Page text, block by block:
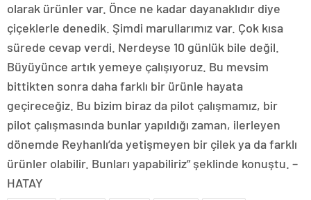
olarak ürünler var. Önce ne kadar dayanaklıdır diye
çiçeklerle denedik. Şimdi marullarımız var. Çok kısa
sürede cevap verdi. Nerdeyse 10 günlük bile değil.
Büyüyünce artık yemeye çalışıyoruz. Bu mevsim
bittikten sonra daha farklı bir ürünle hayata
geçireceğiz. Bu bizim biraz da pilot çalışmamız, bir
pilot çalışmasında bunlar yapıldığı zaman, ilerleyen
dönemde Reyhanlı’da yetişmeyen bir çilek ya da farklı
ürünler olabilir. Bunları yapabiliriz” şeklinde konuştu. –
HATAY